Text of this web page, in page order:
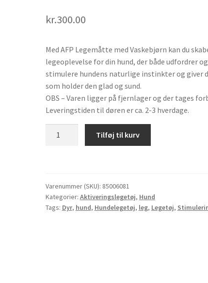
kr.300.00
Med AFP Legemåtte med Vaskebjørn kan du
legeoplevelse for din hund, der både udfordrer
stimulere hundens naturlige instinkter og giver
som holder den glad og sund.
OBS – Varen ligger på fjernlager og der tages
Leveringstiden til døren er ca. 2-3 hverdage.
Vaskebjørn
antal
Tilføj til kurv
Varenummer (SKU): 85006081
Kategorier: Aktiveringslegetøj, Hund
Tags: Dyr, hund, Hundelegetøj, leg, Legetøj,